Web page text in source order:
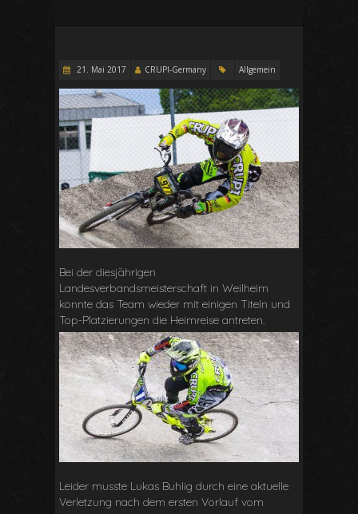
21. Mai 2017 CRUPI-Germany Allgemein
Bei der diesjährigen
Landesverbandsmeisterschaft in Weilheim
konnte das Team wieder mit einigen Titeln und
Top-Platzierungen die Heimreise antreten.
Leider musste Lukas Buhlig durch eine aktuelle
Verletzung nach dem ersten Vorlauf vom